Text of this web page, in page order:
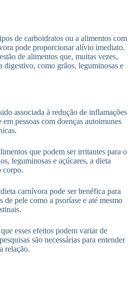
de carboidratos ou a alimentos com
pode proporcionar alívio imediato.
de alimentos que, muitas vezes,
digestivo, como grãos, leguminosas e
associada à redução de inflamações
pessoas com doenças autoimunes
que podem ser irritantes para o
leguminosas e açúcares, a dieta
corpo.
carnívora pode ser benéfica para
de pele como a psoríase e até mesmo
esses efeitos podem variar de
são necessárias para entender
relação.